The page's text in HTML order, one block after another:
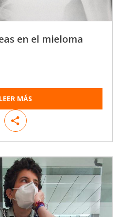
en el mieloma
LEER MÁS